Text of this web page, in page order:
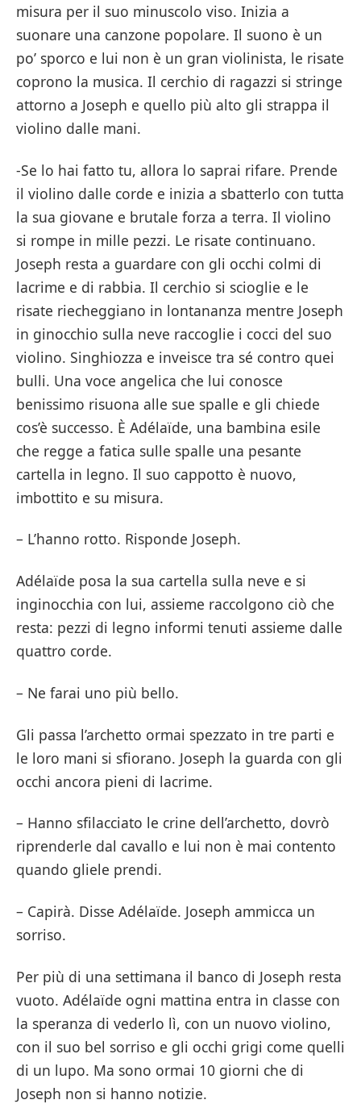
misura per il suo minuscolo viso. Inizia a
suonare una canzone popolare. Il suono è un
po’ sporco e lui non è un gran violinista, le risate
coprono la musica. Il cerchio di ragazzi si stringe
attorno a Joseph e quello più alto gli strappa il
violino dalle mani.
-Se lo hai fatto tu, allora lo saprai rifare. Prende
il violino dalle corde e inizia a sbatterlo con tutta
la sua giovane e brutale forza a terra. Il violino
si rompe in mille pezzi. Le risate continuano.
Joseph resta a guardare con gli occhi colmi di
lacrime e di rabbia. Il cerchio si scioglie e le
risate riecheggiano in lontananza mentre Joseph
in ginocchio sulla neve raccoglie i cocci del suo
violino. Singhiozza e inveisce tra sé contro quei
bulli. Una voce angelica che lui conosce
benissimo risuona alle sue spalle e gli chiede
cos’è successo. È Adélaïde, una bambina esile
che regge a fatica sulle spalle una pesante
cartella in legno. Il suo cappotto è nuovo,
imbottito e su misura.
– L’hanno rotto. Risponde Joseph.
Adélaïde posa la sua cartella sulla neve e si
inginocchia con lui, assieme raccolgono ciò che
resta: pezzi di legno informi tenuti assieme dalle
quattro corde.
– Ne farai uno più bello.
Gli passa l’archetto ormai spezzato in tre parti e
le loro mani si sfiorano. Joseph la guarda con gli
occhi ancora pieni di lacrime.
– Hanno sfilacciato le crine dell’archetto, dovrò
riprenderle dal cavallo e lui non è mai contento
quando gliele prendi.
– Capirà. Disse Adélaïde. Joseph ammicca un
sorriso.
Per più di una settimana il banco di Joseph resta
vuoto. Adélaïde ogni mattina entra in classe con
la speranza di vederlo lì, con un nuovo violino,
con il suo bel sorriso e gli occhi grigi come quelli
di un lupo. Ma sono ormai 10 giorni che di
Joseph non si hanno notizie.